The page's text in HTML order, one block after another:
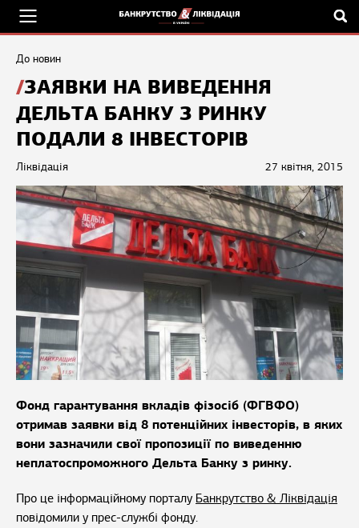
До новин
ЗАЯВКИ НА ВИВЕДЕННЯ
ДЕЛЬТА БАНКУ З РИНКУ
ПОДАЛИ 8 ІНВЕСТОРІВ
27 квітня, 2015
Ліквідація
Фонд гарантування вкладів фізосіб (ФГВФО)
отримав заявки від 8 потенційних інвесторів, в яких
вони зазначили свої пропозиції по виведенню
неплатоспроможного Дельта Банку з ринку.
Про це інформаційному порталу Банкрутство & Ліквідація
повідомили у прес-службі фонду.